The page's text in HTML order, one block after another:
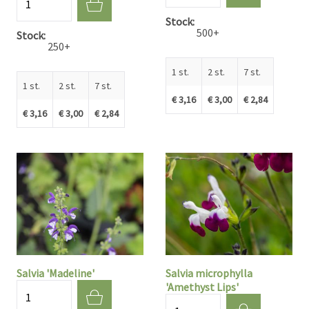
Stock
250+
1 st.
€ 3,16
2 st.
€ 3,00
7 st.
€ 2,84
Stock
500+
1 st.
€ 3,16
2 st.
€ 3,00
7 st.
€ 2,84
Salvia 'Madeline'
Salvia microphylla
'Amethyst Lips'